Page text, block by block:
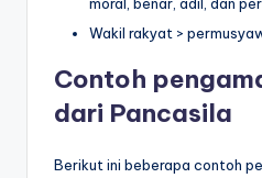
Wakil rakyat >
Contoh
dari Pancasila
Berikut ini beberapa contoh